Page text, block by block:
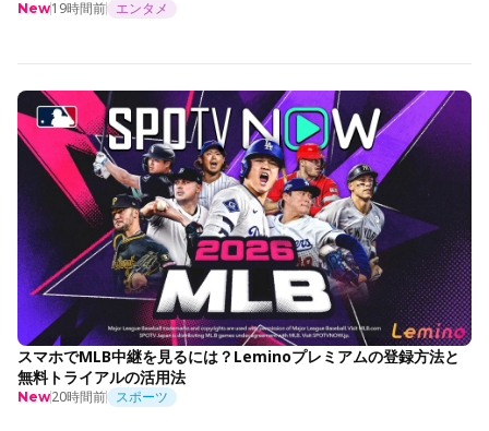
New19時間前 エンタメ
スマホでMLB中継を見るには？Leminoプレミアムの登録方法と
無料トライアルの活用法
New20時間前 スポーツ